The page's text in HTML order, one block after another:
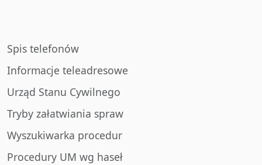
Spis telefonów
Informacje teleadresowe
Urząd Stanu Cywilnego
Tryby załatwiania spraw
Wyszukiwarka procedur
Procedury UM wg haseł